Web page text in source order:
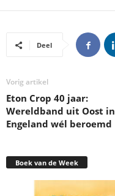
Deel
Vorig artikel
Eton Crop 40 jaar:
Wereldband uit Oost in
Engeland wél beroemd
Boek van de Week